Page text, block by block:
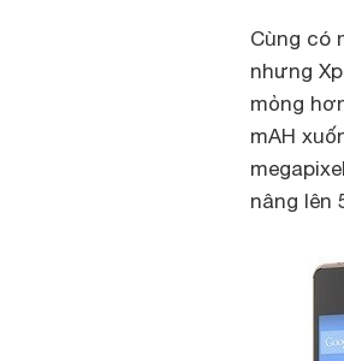
Cùng có
nhưng
mỏng
mAH
nâng lên